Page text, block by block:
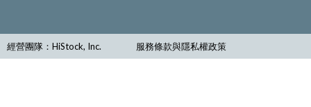
經營團隊：HiStock, Inc. 服務條款與隱私權政策